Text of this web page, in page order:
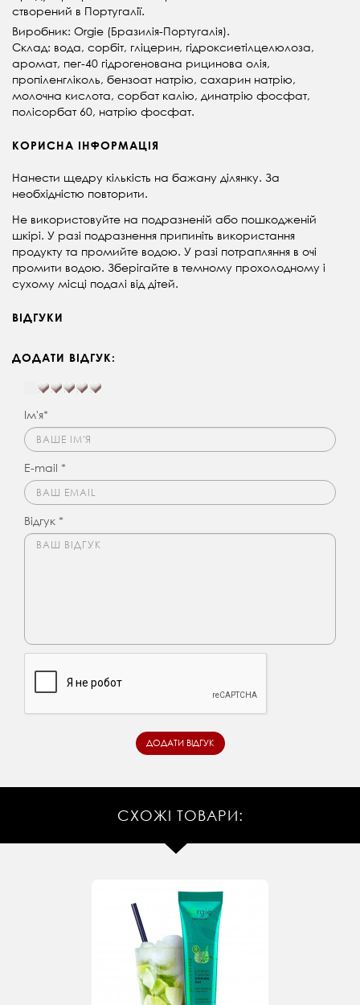
створений в Португалії.
Виробник: Orgie (Бразилія-Португалія).
Склад: вода, сорбіт, гліцерин, гідроксиетілцелюлоза,
аромат, пег-40 гідрогенована рицинова олія,
пропіленгліколь, бензоат натрію, сахарин натрію,
молочна кислота, сорбат калію, динатрію фосфат,
полісорбат 60, натрію фосфат.
КОРИСНА ІНФОРМАЦІЯ
Нанести щедру кількість на бажану ділянку. За
необхідністю повторити.
Не використовуйте на подразненій або пошкодженій
шкірі. У разі подразнення припиніть використання
продукту та промийте водою. У разі потрапляння в очі
промити водою. Зберігайте в темному прохолодному і
сухому місці подалі від дітей.
ВІДГУКИ
ДОДАТИ ВІДГУК:
Ім'я*
E-mail *
Відгук *
СХОЖІ ТОВАРИ: